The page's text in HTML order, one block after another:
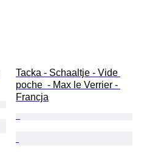
Tacka - Schaaltje - Vide
poche  - Max le Verrier -
Francja